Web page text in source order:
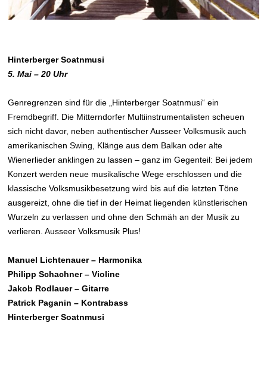
Hinterberger Soatnmusi
5. Mai – 20 Uhr
Genregrenzen sind für die „Hinterberger Soatnmusi“ ein
Fremdbegriff. Die Mitterndorfer Multiinstrumentalisten scheuen
sich nicht davor, neben authentischer Ausseer Volksmusik auch
amerikanischen Swing, Klänge aus dem Balkan oder alte
Wienerlieder anklingen zu lassen – ganz im Gegenteil: Bei jedem
Konzert werden neue musikalische Wege erschlossen und die
klassische Volksmusikbesetzung wird bis auf die letzten Töne
ausgereizt, ohne die tief in der Heimat liegenden künstlerischen
Wurzeln zu verlassen und ohne den Schmäh an der Musik zu
verlieren. Ausseer Volksmusik Plus!
Manuel Lichtenauer – Harmonika
Philipp Schachner – Violine
Jakob Rodlauer – Gitarre
Patrick Paganin – Kontrabass
Hinterberger Soatnmusi